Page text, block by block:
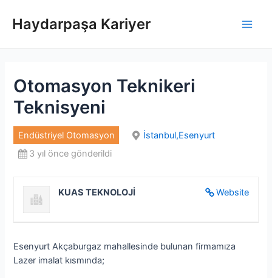
atlaHaydarpaşa Kariyer
Otomasyon Teknikeri
Teknisyeni
Endüstriyel Otomasyon
İstanbul,Esenyurt
3 yıl önce gönderildi
Website
KUAS TEKNOLOJİ
Esenyurt Akçaburgaz mahallesinde bulunan firmamıza
Lazer imalat kısmında;